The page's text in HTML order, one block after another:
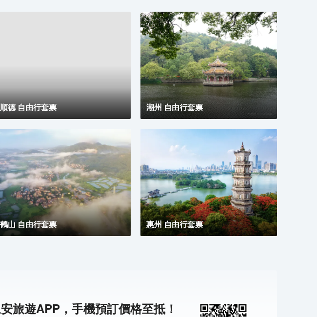
地文化的探索與體
、中西結合的漁人碼頭
場，小朋友們可盡情
叔課堂，共度愉快的親
方米的宴會及會議場
同的會議及宴會需
待與您共赴南沙，遇
室，主要提供早餐、茶點、飲品、簡餐等服務；同時亦
與中國大陸獲得“五金錨”獎的南沙遊艇會提供宴會/婚
宴/會議、中西式餐飲、遊艇觀光/租賃、帆船租賃/體
驗、遊艇帆船駕證考取等不同種服務功能，打造出一種
特色的休閒度假空間。
順德 自由行套票 潮州 自由行套票
鶴山 自由行套票 惠州 自由行套票
旅遊APP，手機預訂價格至抵！